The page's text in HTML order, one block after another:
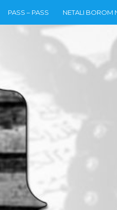
PASS – PASS NETALI BOROM